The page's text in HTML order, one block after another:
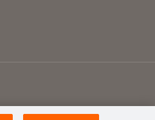
04344-902 - São Paulo - Brasil